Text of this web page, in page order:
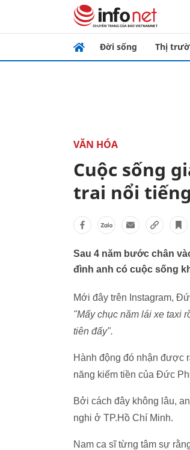
Đời sống Thị
VĂN HÓA
Cuộc sống
trai nổi tiếng
Sau 4 năm bước chân
đình anh có cuộc sống
Mới đây trên Instagram,
"Mấy chục năm lái xe taxi
tiên đấy".
Hành động đó nhận được
năng kiếm tiền của Đức
Bởi cách đây không lâu,
nghi ở TP.Hồ Chí Minh.
Nam ca sĩ từng tâm sự